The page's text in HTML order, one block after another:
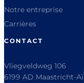
Notre entreprise
Carrières
CONTACT
Vliegveldweg 106
6199 AD Maastricht-